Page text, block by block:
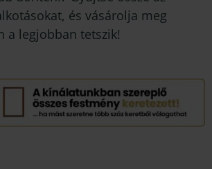
és vásárolja meg
a legjobban tetszik!